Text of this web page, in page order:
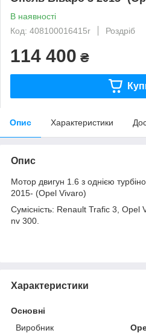
В наявності
Код: 408100016415r
Роздріб
114 400 ₴
Опис Характеристики
Опис
Мотор двигун 1.6 з однією
2015- (Opel Vivaro)
Сумісність: Renault Trafic 3,
nv 300.
Характеристики
Основні
Виробник